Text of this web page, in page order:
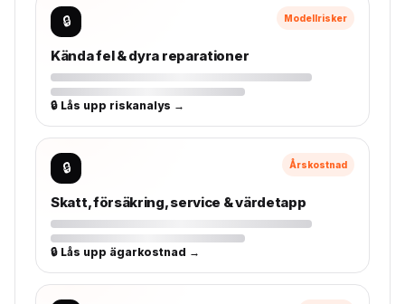
🔒 Modellrisker
Kända fel & dyra reparationer
🔒 Lås upp riskanalys →
🔒 Årskostnad
Skatt, försäkring, service & värdetapp
🔒 Lås upp ägarkostnad →